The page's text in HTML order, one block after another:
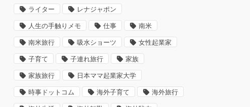
ライター レナジャポン
人生の手触りメモ 仕事 南米
南米旅行 吸水ショーツ 女性起業家
子育て 子連れ旅行 家族
家族旅行 日本ママ起業家大学
時事ドットコム 海外子育て 海外旅行